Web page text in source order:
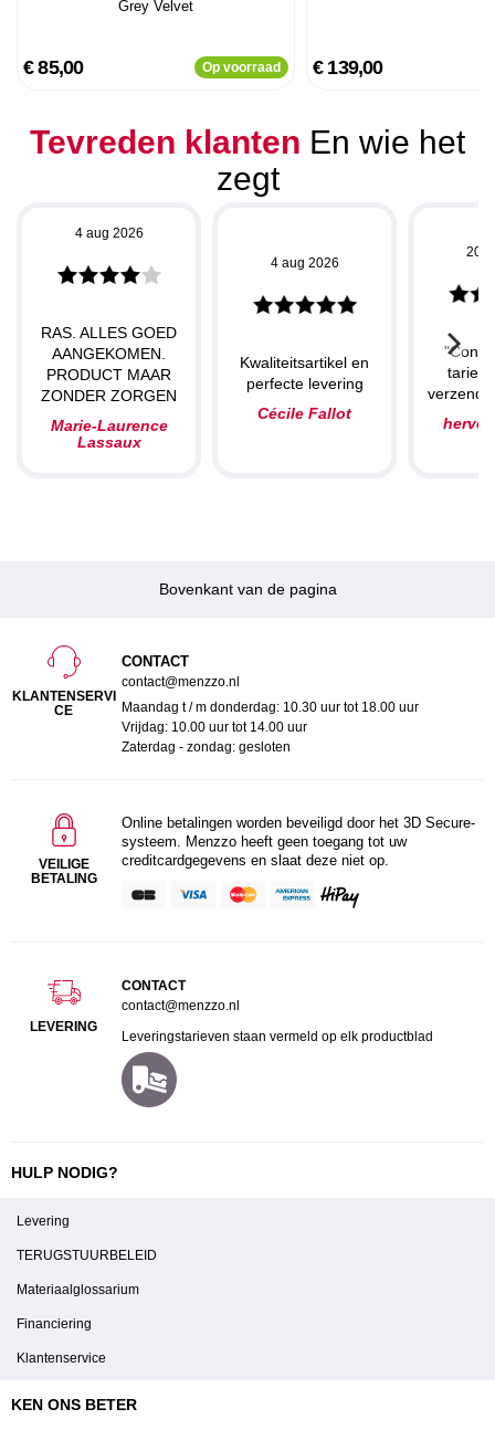
Grey Velvet
€ 85,00 Op voorraad € 139,00
Tevreden klanten En wie het
zegt
4 aug 2026
RAS. ALLES GOED
AANGEKOMEN.
PRODUCT MAAR
ZONDER ZORGEN
Marie-Laurence
Lassaux
4 aug 2026
Kwaliteitsartikel en
perfecte levering
Cécile Fallot
20
herve
Bovenkant van de pagina
KLANTENSERVI
CE
CONTACT
contact@menzzo.nl
Maandag t / m donderdag: 10.30 uur tot 18.00 uur
Vrijdag: 10.00 uur tot 14.00 uur
Zaterdag - zondag: gesloten
VEILIGE
BETALING
Online betalingen worden beveiligd door het 3D Secure-
systeem. Menzzo heeft geen toegang tot uw
creditcardgegevens en slaat deze niet op.
LEVERING
CONTACT
contact@menzzo.nl
Leveringstarieven staan vermeld op elk productblad
HULP NODIG?
Levering
TERUGSTUURBELEID
Materiaalglossarium
Financiering
Klantenservice
KEN ONS BETER